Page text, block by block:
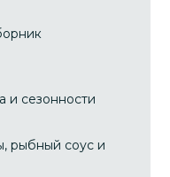
и сезонности
рыбный соус и